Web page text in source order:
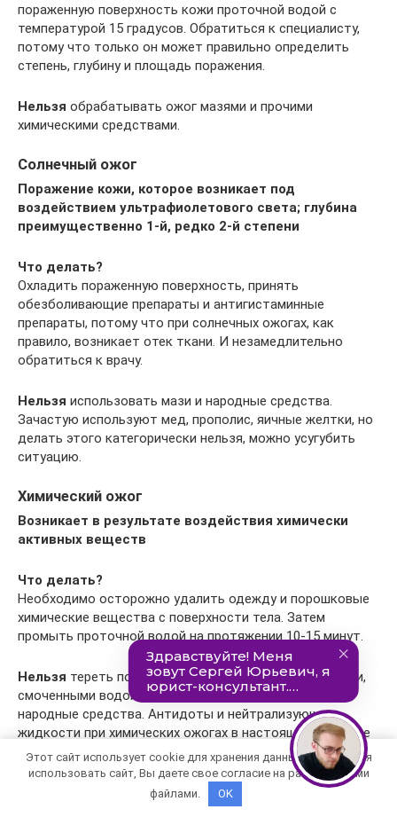
пораженную поверхность кожи проточной водой с
температурой 15 градусов. Обратиться к специалисту,
потому что только он может правильно определить
степень, глубину и площадь поражения.
Нельзя обрабатывать ожог мазями и прочими
химическими средствами.
Солнечный ожог
Поражение кожи, которое возникает под
воздействием ультрафиолетового света; глубина
преимущественно 1-й, редко 2-й степени
Что делать?
Охладить пораженную поверхность, принять
обезболивающие препараты и антигистаминные
препараты, потому что при солнечных ожогах, как
правило, возникает отек ткани. И незамедлительно
обратиться к врачу.
Нельзя использовать мази и народные средства.
Зачастую используют мед, прополис, яичные желтки, но
делать этого категорически нельзя, можно усугубить
ситуацию.
Химический ожог
Возникает в результате воздействия химически
активных веществ
Что делать?
Необходимо осторожно удалить одежду и порошковые
химические вещества с поверхности тела. Затем
промыть проточной водой на протяжении 10-15 минут.
Нельзя тереть пораженный участок кожи салфетками,
смоченными водой. А также использовать мази и
народные средства. Антидоты и нейтрализующие
жидкости при химических ожогах в настоящее время не
применяют!
Электрический ожог
Этот сайт использует cookie для хранения данных. Продолжая
использовать сайт, Вы даете свое согласие на работу с этими
файлами.
OK